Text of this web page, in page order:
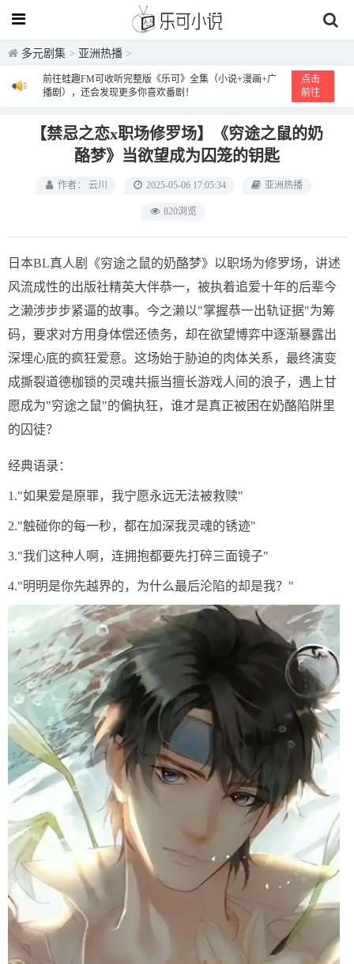
多元剧集 > 亚洲热播 >
前往蛙趣FM可收听完整版《乐可》全集（小说+漫画+广
播剧），还会发现更多你喜欢番剧！
点击
前往
【禁忌之恋x职场修罗场】《穷途之鼠的奶
酪梦》当欲望成为囚笼的钥匙
作者： 云川 2025-05-06 17:05:34 亚洲热播
820浏览
日本BL真人剧《穷途之鼠的奶酪梦》以职场为修罗场，讲述
风流成性的出版社精英大伴恭一，被执着追爱十年的后辈今
之濑涉步步紧逼的故事。今之濑以"掌握恭一出轨证据"为筹
码，要求对方用身体偿还债务，却在欲望博弈中逐渐暴露出
深埋心底的疯狂爱意。这场始于胁迫的肉体关系，最终演变
成撕裂道德枷锁的灵魂共振当擅长游戏人间的浪子，遇上甘
愿成为"穷途之鼠"的偏执狂，谁才是真正被困在奶酪陷阱里
的囚徒？
经典语录：
1."如果爱是原罪，我宁愿永远无法被救赎"
2."触碰你的每一秒，都在加深我灵魂的锈迹"
3."我们这种人啊，连拥抱都要先打碎三面镜子"
4."明明是你先越界的，为什么最后沦陷的却是我？"